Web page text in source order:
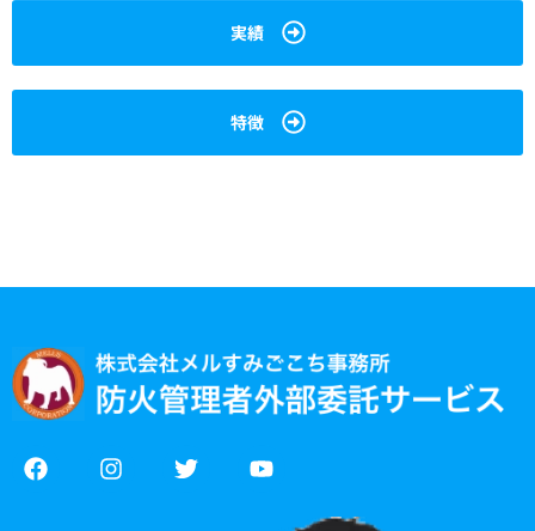
実績
特徴
F
a
I
n
T
w
Y
o